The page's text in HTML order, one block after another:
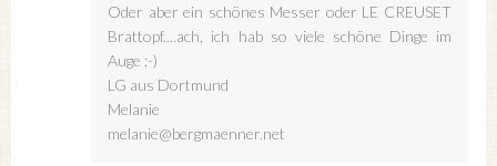
Oder aber ein schönes Messer oder LE CREUSET
Brattopf....ach, ich hab so viele schöne Dinge im
Auge ;-)
LG aus Dortmund
Melanie
melanie@bergmaenner.net